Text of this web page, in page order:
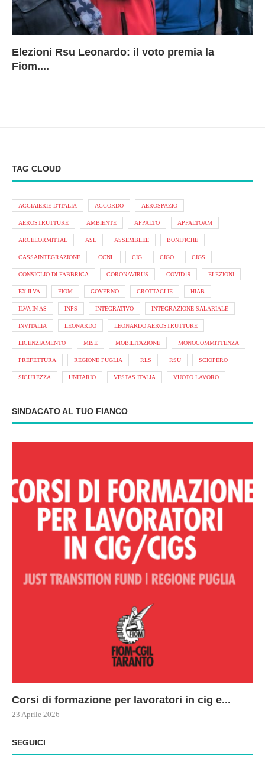
Elezioni Rsu Leonardo: il voto premia la
Fiom....
TAG CLOUD
ACCIAIERIE D'ITALIA ACCORDO AEROSPAZIO
AEROSTRUTTURE AMBIENTE APPALTO APPALTOAM
ARCELORMITTAL ASL ASSEMBLEE BONIFICHE
CASSAINTEGRAZIONE CCNL CIG CIGO CIGS
CONSIGLIO DI FABBRICA CORONAVIRUS COVID19 ELEZIONI
EX ILVA FIOM GOVERNO GROTTAGLIE HIAB
ILVA IN AS INPS INTEGRATIVO INTEGRAZIONE SALARIALE
INVITALIA LEONARDO LEONARDO AEROSTRUTTURE
LICENZIAMENTO MISE MOBILITAZIONE MONOCOMMITTENZA
PREFETTURA REGIONE PUGLIA RLS RSU SCIOPERO
SICUREZZA UNITARIO VESTAS ITALIA VUOTO LAVORO
SINDACATO AL TUO FIANCO
Corsi di formazione per lavoratori in cig e...
23 Aprile 2026
SEGUICI